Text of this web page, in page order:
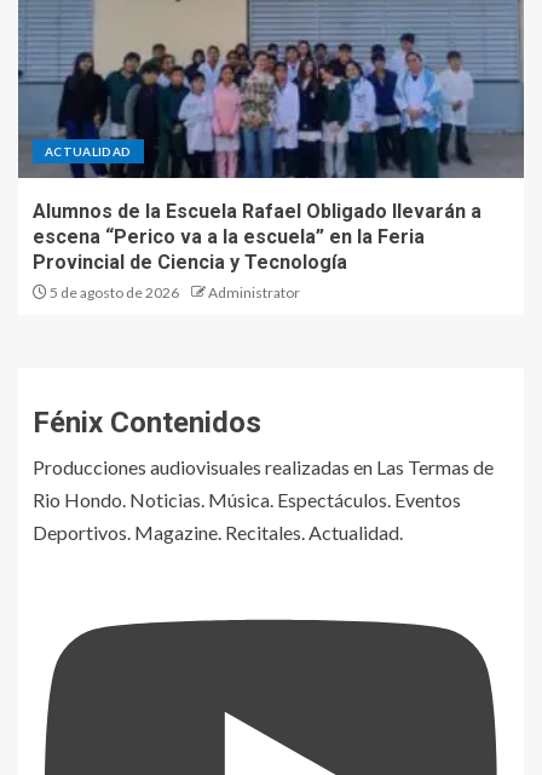
ACTUALIDAD
Alumnos de la Escuela Rafael Obligado llevarán a
escena “Perico va a la escuela” en la Feria
Provincial de Ciencia y Tecnología
5 de agosto de 2026 Administrator
Fénix Contenidos
Producciones audiovisuales realizadas en Las Termas de
Rio Hondo. Noticias. Música. Espectáculos. Eventos
Deportivos. Magazine. Recitales. Actualidad.